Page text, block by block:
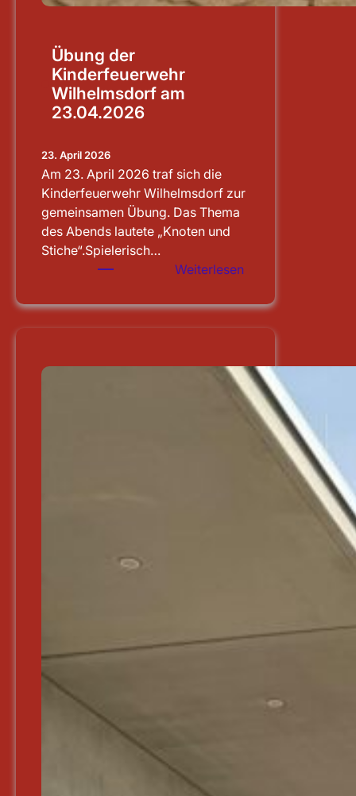
Übung der
Kinderfeuerwehr
Wilhelmsdorf am
23.04.2026
23. April 2026
Am 23. April 2026 traf sich die
Kinderfeuerwehr Wilhelmsdorf zur
gemeinsamen Übung. Das Thema
des Abends lautete „Knoten und
Stiche“.Spielerisch…
Weiterlesen
der
am
23.04.2026